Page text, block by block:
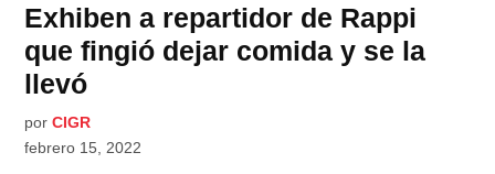
Exhiben a repartidor de Rappi
que fingió dejar comida y se la
llevó
por CIGR
febrero 15, 2022